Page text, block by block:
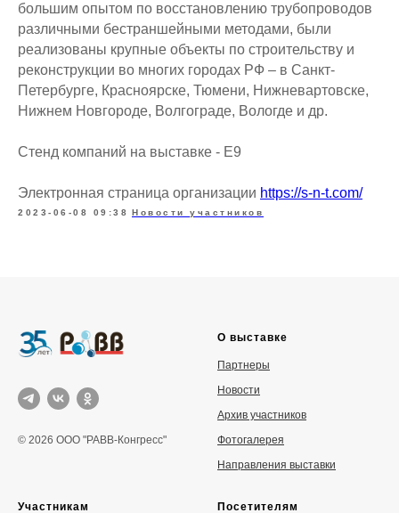
большим опытом по восстановлению трубопроводов
различными бестраншейными методами, были
реализованы крупные объекты по строительству и
реконструкции во многих городах РФ – в Санкт-
Петербурге, Красноярске, Тюмени, Нижневартовске,
Нижнем Новгороде, Волгограде, Вологде и др.
Стенд компаний на выставке - Е9
Электронная страница организации https://s-n-t.com/
2023-06-08 09:38 Новости участников
© 2026 ООО "РАВВ-Конгресс"
О выставке
Партнеры
Новости
Архив участников
Фотогалерея
Направления выставки
Участникам Посетителям